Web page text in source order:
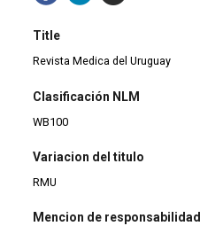
Title
Revista Medica del Uruguay
Clasificación NLM
WB100
Variacion del titulo
RMU
Mencion de responsabilidad